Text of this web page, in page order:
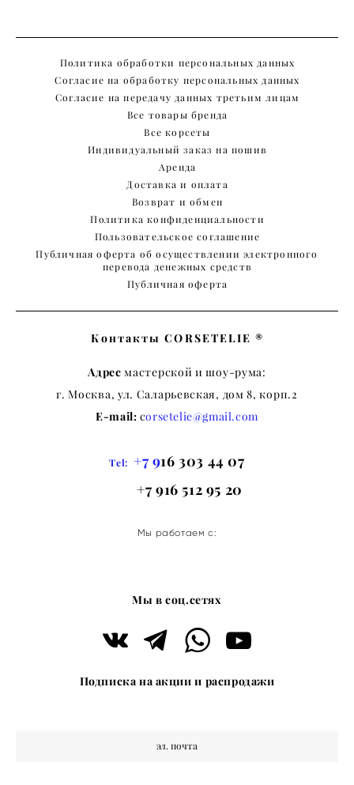
Политика обработки персональных данных
Согласие на обработку персональных данных
Согласие на передачу данных третьим лицам
Все товары бренда
Все корсеты
Индивидуальный заказ на пошив
Аренда
Доставка и оплата
Возврат и обмен
Политика конфиденциальности
Пользовательское соглашение
Публичная оферта об осуществлении электронного
перевода денежных средств
Публичная оферта
Контакты CORSETELIE ®
Адресмастерской и шоу-рума:
г. Москва, ул. Саларьевская, дом 8, корп.2
E-mail: corsetelie@gmail.com
Tel: +7 916 303 44 07
+7 916 512 95 20
Мы работаем с:
Мы в соц.сетях
Подписка на акции и распродажи